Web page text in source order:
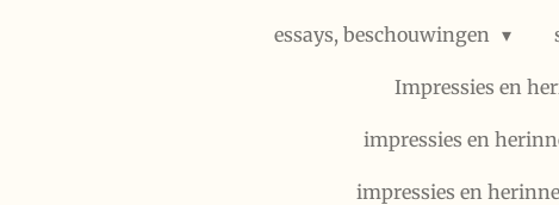
essays, beschouwingen
Impressies en
impressies en
impressies en